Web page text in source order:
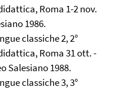
Roma 1-2 nov.
1986.
classiche 2, 2°
Roma 31 ott. -
Salesiano 1988.
classiche 3, 3°